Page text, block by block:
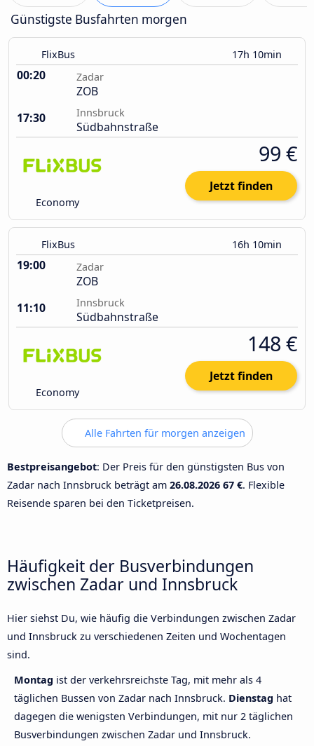
Günstigste Busfahrten morgen
FlixBus 17h 10min
00:20 Zadar
ZOB
17:30
Innsbruck
Südbahnstraße
Economy
99 €
Jetzt finden
FlixBus 16h 10min
19:00 Zadar
ZOB
11:10
Innsbruck
Südbahnstraße
Economy
148 €
Jetzt finden
Alle Fahrten für morgen anzeigen
Bestpreisangebot: Der Preis für den günstigsten Bus von
Zadar nach Innsbruck beträgt am 26.08.2026 67 €. Flexible
Reisende sparen bei den Ticketpreisen.
Häufigkeit der Busverbindungen
zwischen Zadar und Innsbruck
Hier siehst Du, wie häufig die Verbindungen zwischen Zadar
und Innsbruck zu verschiedenen Zeiten und Wochentagen
sind.
Montag ist der verkehrsreichste Tag, mit mehr als 4
täglichen Bussen von Zadar nach Innsbruck. Dienstag hat
dagegen die wenigsten Verbindungen, mit nur 2 täglichen
Busverbindungen zwischen Zadar und Innsbruck.